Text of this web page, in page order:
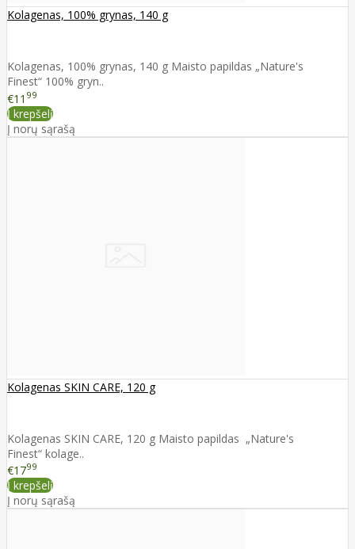
Kolagenas, 100% grynas, 140 g
Kolagenas, 100% grynas, 140 g Maisto papildas „Nature's
Finest“ 100% gryn..
€11 99
Į krepšelį
Į norų sąrašą
Kolagenas SKIN CARE, 120 g
Kolagenas SKIN CARE, 120 g Maisto papildas „Nature's
Finest“ kolage..
€1799
Į krepšelį
Į norų sąrašą